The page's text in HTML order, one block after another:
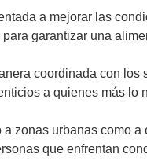
a mejorar las
garantizar una
coordinada con
a quienes más lo
zonas urbanas como
que enfrentan